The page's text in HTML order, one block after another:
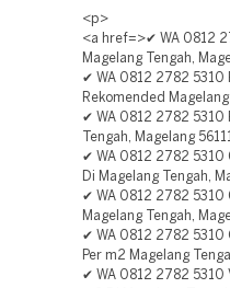
<p>
<a href=>✔ WA 0812
Magelang Tengah,
✔ WA 0812 2782 5310
Rekomended
✔ WA 0812 2782 5310
Tengah, Magelang
✔ WA 0812 2782 5310
Di Magelang Tengah,
✔ WA 0812 2782 5310
Magelang Tengah,
✔ WA 0812 2782 5310
Per m2 Magelang
✔ WA 0812 2782 5310